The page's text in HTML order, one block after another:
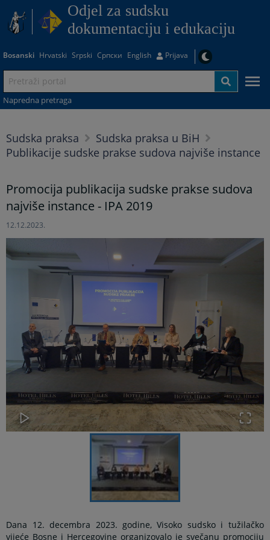
Odjel za sudsku
dokumentaciju i edukaciju
Bosanski Hrvatski Srpski Српски English Prijava
Napredna pretraga
Sudska praksa
Sudska praksa u BiH
Publikacije sudske prakse sudova najviše instance
Promocija publikacija sudske prakse sudova
najviše instance - IPA 2019
12.12.2023.
Dana 12. decembra 2023. godine, Visoko sudsko i tužilačko
vijeće Bosne i Hercegovine organizovalo je svečanu promociju